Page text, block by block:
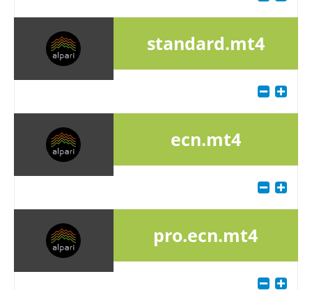
standard.mt4
ecn.mt4
pro.ecn.mt4